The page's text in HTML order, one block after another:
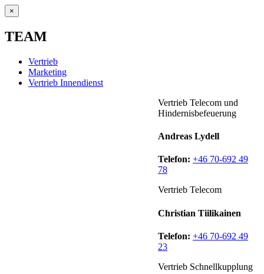
×
TEAM
Vertrieb
Marketing
Vertrieb Innendienst
Vertrieb Telecom und
Hindernisbefeuerung
Andreas Lydell
Telefon: +46 70-692 49
78
Vertrieb Telecom
Christian Tiilikainen
Telefon: +46 70-692 49
23
Vertrieb Schnellkupplung